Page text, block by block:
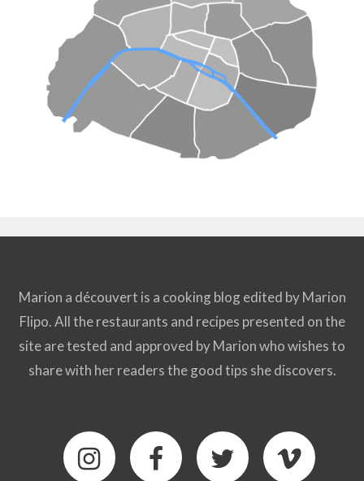
Marion a découvert is a cooking blog edited by Marion
Flipo. All the restaurants and recipes presented on the
site are tested and approved by Marion who wishes to
share with her readers the good tips she discovers.